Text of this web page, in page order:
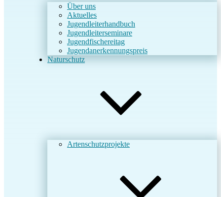
Über uns
Aktuelles
Jugendleiterhandbuch
Jugendleiterseminare
Jugendfischereitag
Jugendanerkennungspreis
Naturschutz
Artenschutzprojekte